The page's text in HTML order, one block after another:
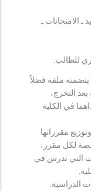
ـ الامتحانات ـ
للطالب.
ملفه فضلاً
التخرج،
في الكلية
مقرراتها
لكل مقرر،
التي تدرس في
الدراسية.